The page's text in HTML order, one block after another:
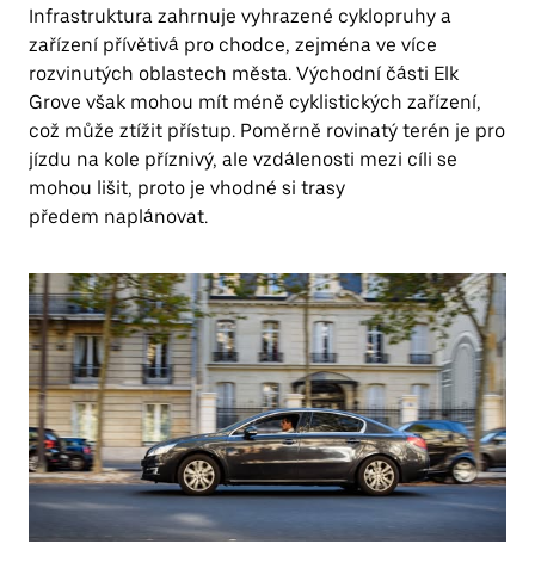
Infrastruktura zahrnuje vyhrazené cyklopruhy a
zařízení přívětivá pro chodce, zejména ve více
rozvinutých oblastech města. Východní části Elk
Grove však mohou mít méně cyklistických zařízení,
což může ztížit přístup. Poměrně rovinatý terén je pro
jízdu na kole příznivý, ale vzdálenosti mezi cíli se
mohou lišit, proto je vhodné si trasy
předem naplánovat.